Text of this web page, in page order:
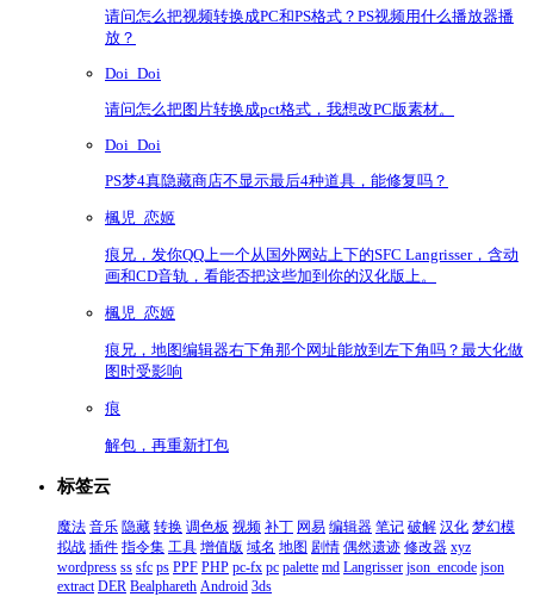
请问怎么把视频转换成PC和PS格式？PS视频用什么播放器播
放？
Doi_Doi
请问怎么把图片转换成pct格式，我想改PC版素材。
Doi_Doi
PS梦4真隐藏商店不显示最后4种道具，能修复吗？
楓児_恋姬
痕兄，发你QQ上一个从国外网站上下的SFC Langrisser，含动
画和CD音轨，看能否把这些加到你的汉化版上。
楓児_恋姬
痕兄，地图编辑器右下角那个网址能放到左下角吗？最大化做
图时受影响
痕
解包，再重新打包
标签云
魔法 音乐 隐藏 转换 调色板 视频 补丁 网易 编辑器 笔记 破解 汉化 梦幻模
拟战 插件 指令集 工具 增值版 域名 地图 剧情 偶然遗迹 修改器 xyz
wordpress ss sfc ps PPF PHP pc-fx pc palette md Langrisser json_encode json
extract DER Bealphareth Android 3ds